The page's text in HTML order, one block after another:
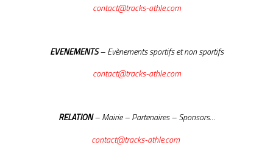
contact@tracks-athle.com
EVENEMENTS– Evènements sportifs et non sportifs
contact@tracks-athle.com
RELATION– Mairie – Partenaires – Sponsors…
contact@tracks-athle.com